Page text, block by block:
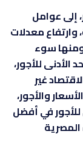
إلى عوامل
معدلات
ومنها سوء
الأدنى للأجور،
غير
والأجور،
للأجور في أفضل
المصرية